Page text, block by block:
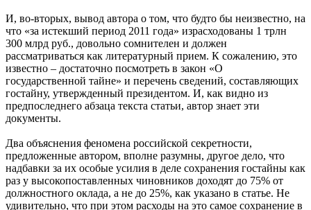
И, во-вторых, вывод автора о том, что будто бы неизвестно, на
что «за истекший период 2011 года» израсходованы 1 трлн
300 млрд руб., довольно сомнителен и должен
рассматриваться как литературный прием. К сожалению, это
известно – достаточно посмотреть в закон «О
государственной тайне» и перечень сведений, составляющих
гостайну, утвержденный президентом. И, как видно из
предпоследнего абзаца текста статьи, автор знает эти
документы.
Два объяснения феномена российской секретности,
предложенные автором, вполне разумны, другое дело, что
надбавки за их особые усилия в деле сохранения гостайны как
раз у высокопоставленных чиновников доходят до 75% от
должностного оклада, а не до 25%, как указано в статье. Не
удивительно, что при этом расходы на это самое сохранение в